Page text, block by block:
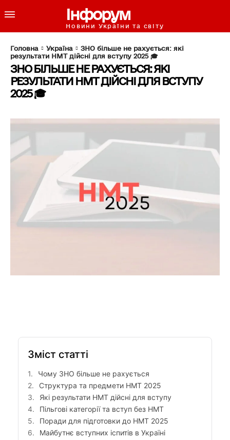
Інфорум
Новини України та світу
Головна Україна
ЗНО більше не рахується: які
результати НМТ дійсні для вступу 2025 🎓
ЗНО БІЛЬШЕ НЕ РАХУЄТЬСЯ: ЯКІ
РЕЗУЛЬТАТИ НМТ ДІЙСНІ ДЛЯ ВСТУПУ
2025 🎓
Зміст статті
Чому ЗНО більше не рахується
Структура та предмети НМТ 2025
Які результати НМТ дійсні для вступу
Пільгові категорії та вступ без НМТ
Поради для підготовки до НМТ 2025
Майбутнє вступних іспитів в Україні